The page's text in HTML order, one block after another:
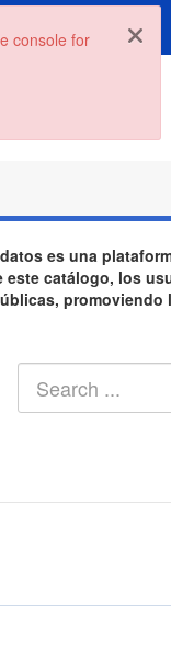
console for
es una
catálogo, los
promoviendo